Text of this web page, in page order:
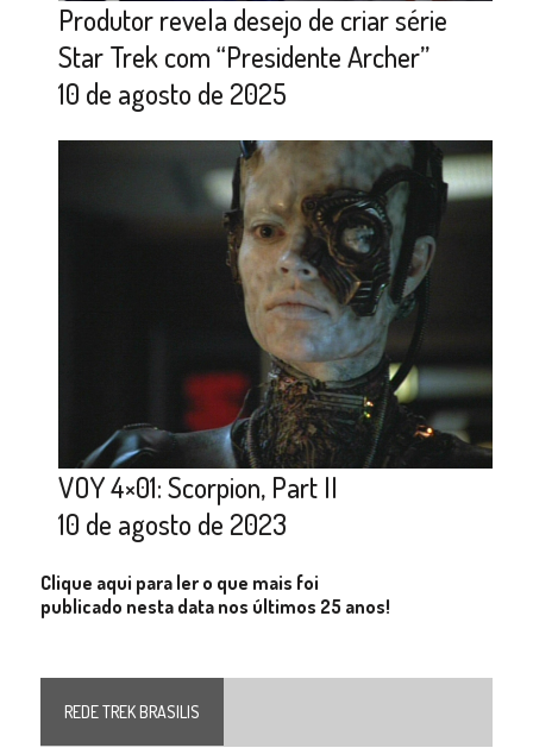
Produtor revela desejo de criar série
Star Trek com “Presidente Archer”
10 de agosto de 2025
VOY 4×01: Scorpion, Part II
10 de agosto de 2023
Clique aqui para ler o que mais foi
publicado nesta data nos últimos 25 anos!
REDE TREK BRASILIS